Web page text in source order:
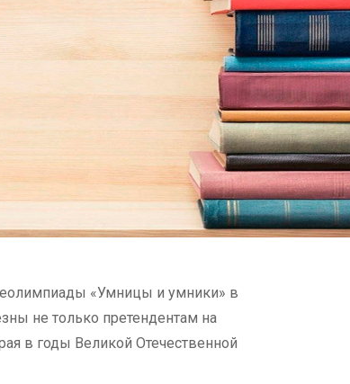
«Умницы и умники» в
не только претендентам на
в годы Великой Отечественной